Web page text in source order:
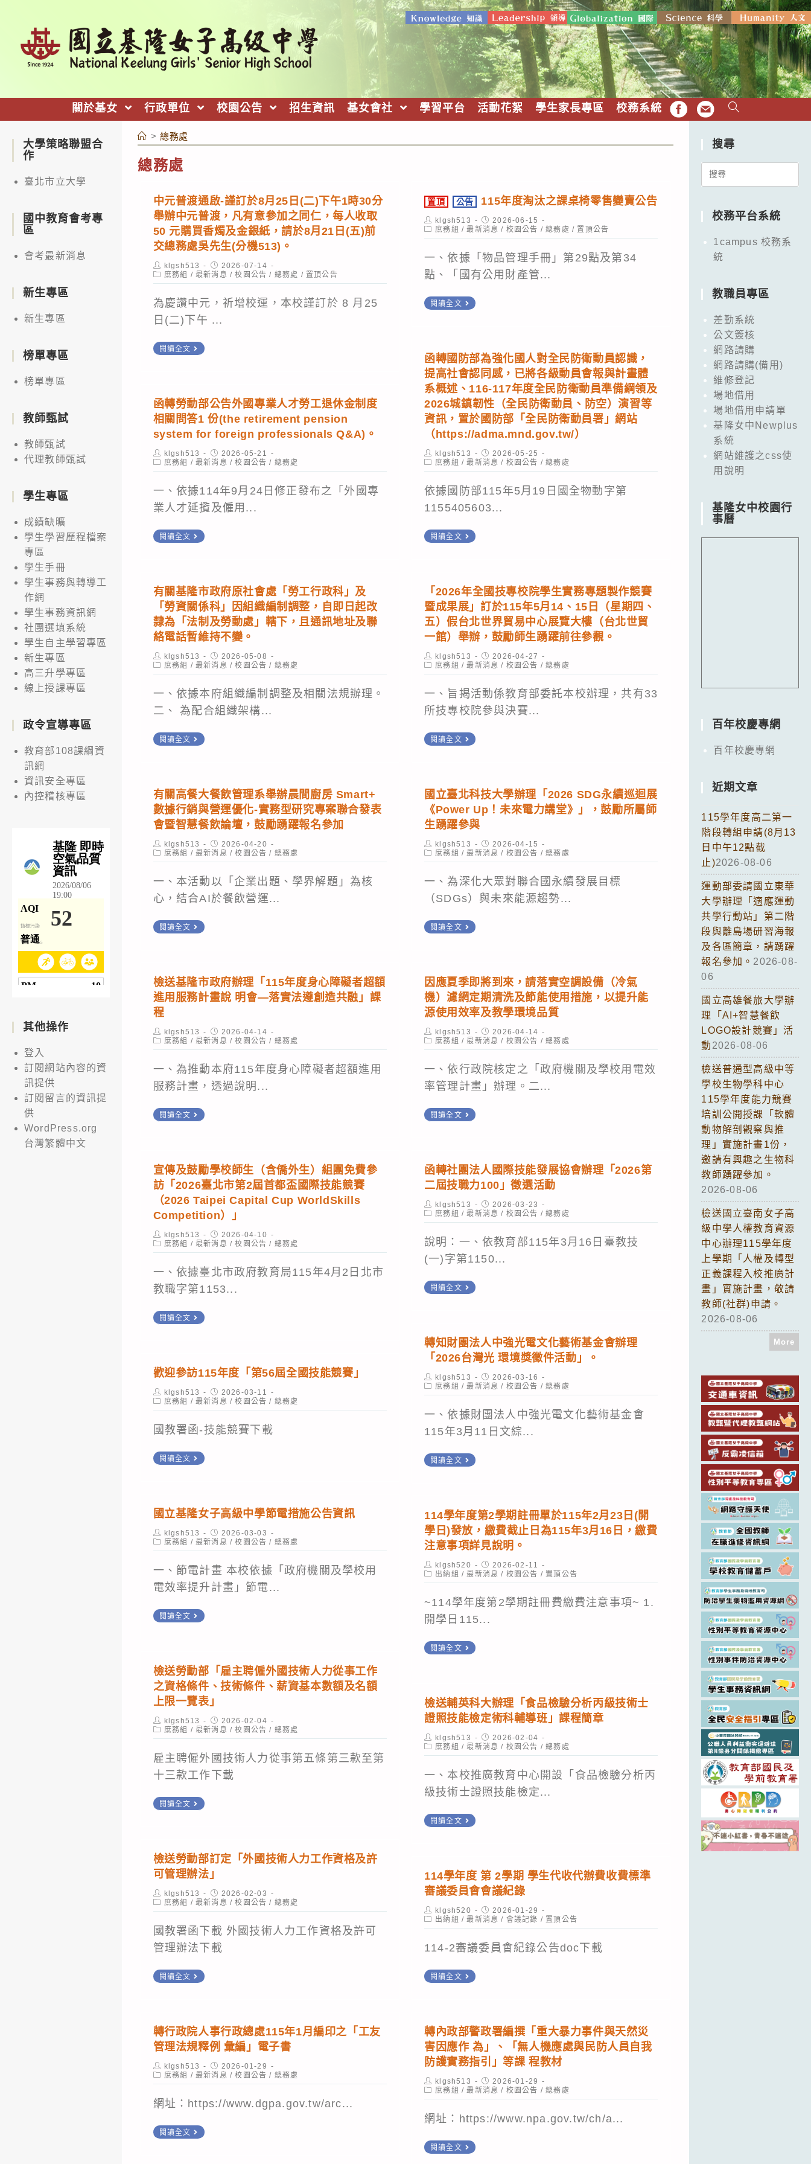
關於基女 行政單位 校園公告 招生資訊 基女會社 學習平台 活動花絮 學生家長專區 校務系統 FB EMAIL
總務處
> 總務處
中元普渡通啟-謹訂於8月25日(二)下午1時30分
舉辦中元普渡，凡有意參加之同仁，每人收取
50 元購買香燭及金銀紙，請於8月21日(五)前
交總務處吳先生(分機513)。
Post
author:
klgsh513
Post
published:
2026-07-14
Post
category:
庶務組 / 最新消息 / 校園公告 / 總務處 / 置頂公告
為慶讚中元，祈增校運，本校謹訂於 8 月25
日(二)下午 ...
閱讀全文
中
渡
通
啟-
謹
訂
8
月
25
下
午
1
時
30
分
辦
中
元
凡
有
意
加
同
仁，
每
50
元
買
燭
及
於
8
月
日
前
交
先
生
(分
機
置頂 公告 115年度淘汰之課桌椅零售變賣公告
Post
author:
klgsh513
Post
published:
2026-06-15
Post
category:
庶務組 / 最新消息 / 校園公告 / 總務處 / 置頂公告
一、依據「物品管理手冊」第29點及第34
點、「國有公用財產管...
閱讀全文
告
115
年
度
淘
汰
之
課
桌
椅
售
公
告
函轉國防部為強化國人對全民防衛動員認識，
提高社會認同感，已將各級動員會報與計畫體
系概述、116-117年度全民防衛動員準備綱領及
2026城鎮韌性（全民防衛動員、防空）演習等
資訊，置於國防部「全民防衛動員署」網站
（https://adma.mnd.gov.tw/）
Post
author:
klgsh513
Post
published:
2026-05-25
Post
category:
庶務組 / 最新消息 / 校園公告 / 總務處
依據國防部115年5月19日國全物動字第
1155405603...
閱讀全文
函
防
部
為
強
化
國
人
對
全
民
動
員
認
識，
提
社
會
認
已
將
各
動
會
報
系
概
述、
116-
117
年
全
衛
動
員
準
備
綱
及
鎮
韌
性
（全
民
防
衛
員、
演
習
等
資
訊，
置
國
「全
民
衛
員
函轉勞動部公告外國專業人才勞工退休金制度
相關問答1 份(the retirement pension
system for foreign professionals Q&A)。
Post
author:
klgsh513
Post
published:
2026-05-21
Post
category:
庶務組 / 最新消息 / 校園公告 / 總務處
一、依據114年9月24日修正發布之「外國專
業人才延攬及僱用...
閱讀全文
函
動
部
公
告
外
國
專
業
人
才
退
休
金
制
度
關
問
答
(the
retirement
for
professionals
Q&A)。
有關基隆市政府原社會處「勞工行政科」及
「勞資關係科」因組織編制調整，自即日起改
隸為「法制及勞動處」轄下，且通訊地址及聯
絡電話暫維持不變。
Post
author:
klgsh513
Post
published:
2026-05-08
Post
category:
庶務組 / 最新消息 / 校園公告 / 總務處
一、依據本府組織編制調整及相關法規辦理。
二、 為配合組織架構...
閱讀全文
有
隆
市
政
府
原
會
處
「勞
政
科」
資
係
科」
因
制
調
整，
即
起
改
隸
及
勞
動
處」
下，
訊
地
址
及
聯
電
維
持
不
變。
「2026年全國技專校院學生實務專題製作競賽
暨成果展」訂於115年5月14、15日（星期四、
五）假台北世界貿易中心展覽大樓（台北世貿
一館）舉辦，鼓勵師生踴躍前往參觀。
Post
author:
klgsh513
Post
published:
2026-04-27
Post
category:
庶務組 / 最新消息 / 校園公告 / 總務處
一、旨揭活動係教育部委託本校辦理，共有33
所技專校院參與決賽...
閱讀全文
「2026
國
技
專
校
院
生
實
務
製
作
競
暨
果
展」
5
月
14、
15
日
（星
四、
台
北
世
界
貿
易
心
大
樓
（台
北
世
貿
一
舉
勵
師
生
踴
躍
前
參
有關高餐大餐飲管理系舉辦晨間廚房 Smart+
數據行銷與營運優化-實務型研究專案聯合發表
會暨智慧餐飲論壇，鼓勵踴躍報名參加
Post
author:
klgsh513
Post
published:
2026-04-20
Post
category:
庶務組 / 最新消息 / 校園公告 / 總務處
一、本活動以「企業出題、學界解題」為核
心，結合AI於餐飲營運...
閱讀全文
有
餐
大
飲
管
系
舉
辦
廚
房
Smart+
數
據
行
與
營
運
務
型
研
究
案
發
表
會
暨
智
餐
壇，
鼓
勵
踴
躍
報
名
加
國立臺北科技大學辦理「2026 SDG永續巡迴展
《Power Up！未來電力講堂》」，鼓勵所屬師
生踴躍參與
Post
author:
klgsh513
Post
published:
2026-04-15
Post
category:
庶務組 / 最新消息 / 校園公告 / 總務處
一、為深化大眾對聯合國永續發展目標
（SDGs）與未來能源趨勢...
閱讀全文
國
北
科
技
大
學
理
「2026
SDG
巡
迴
《Power
未
來
鼓
勵
所
屬
師
生
躍
檢送基隆市政府辦理「115年度身心障礙者超額
進用服務計畫說 明會—落實法遵創造共融」課
程
Post
author:
klgsh513
Post
published:
2026-04-14
Post
category:
庶務組 / 最新消息 / 校園公告 / 總務處
一、為推動本府115年度身心障礙者超額進用
服務計畫，透過說明...
閱讀全文
檢
隆
市
政
府
辦
理
「115
年
身
超
進
畫
說
明
會
—
實
創
造
共
融」
課
程
因應夏季即將到來，請落實空調設備（冷氣
機）濾網定期清洗及節能使用措施，以提升能
源使用效率及教學環境品質
Post
author:
klgsh513
Post
published:
2026-04-14
Post
category:
庶務組 / 最新消息 / 校園公告 / 總務處
一、依行政院核定之「政府機關及學校用電效
率管理計畫」辦理。二...
閱讀全文
因
季
即
到
請
落
備
（冷
氣
機）
濾
網
期
及
節
能
使
用
措
施，
提
源
使
用
效
率
及
學
品
質
宣傳及鼓勵學校師生（含僑外生）組團免費參
訪「2026臺北市第2屆首都盃國際技能競賽
（2026 Taipei Capital Cup WorldSkills
Competition）」
Post
author:
klgsh513
Post
published:
2026-04-10
Post
category:
庶務組 / 最新消息 / 校園公告 / 總務處
一、依據臺北市政府教育局115年4月2日北市
教職字第1153...
閱讀全文
宣
學
師
生）
組
團
免
費
訪
北
市
第
2
屆
首
都
國
能
競
賽
（2026
Taipei
Capital
WorldSkills
函轉社團法人國際技能發展協會辦理「2026第
二屆技職力100」徵選活動
Post
author:
klgsh513
Post
published:
2026-03-23
Post
category:
庶務組 / 最新消息 / 校園公告 / 總務處
說明：一、依教育部115年3月16日臺教技
(一)字第1150...
閱讀全文
函
團
法
國
技
能
辦
理
第
屆
技
選
活
動
轉知財團法人中強光電文化藝術基金會辦理
「2026台灣光 環境獎徵件活動」。
Post
author:
klgsh513
Post
published:
2026-03-16
Post
category:
庶務組 / 最新消息 / 校園公告 / 總務處
一、依據財團法人中強光電文化藝術基金會
115年3月11日文綜...
閱讀全文
轉
團
法
人
中
強
電
文
化
基
金
辦
「2026
台
獎
徵
件
活
動」。
歡迎參訪115年度「第56屆全國技能競賽」
Post
author:
klgsh513
Post
published:
2026-03-11
Post
category:
庶務組 / 最新消息 / 校園公告 / 總務處
國教署函-技能競賽下載
閱讀全文
歡
訪
年
「第
56
能
競
賽」
國立基隆女子高級中學節電措施公告資訊
Post
author:
klgsh513
Post
published:
2026-03-03
Post
category:
庶務組 / 最新消息 / 校園公告 / 總務處
一、節電計畫 本校依據「政府機關及學校用
電效率提升計畫」節電...
閱讀全文
國
隆
女
子
高
級
學
節
電
公
告
訊
114學年度第2學期註冊單於115年2月23日(開
學日)發放，繳費截止日為115年3月16日，繳費
注意事項詳見說明。
Post
author:
klgsh520
Post
published:
2026-02-11
Post
category:
出納組 / 最新消息 / 校園公告 / 置頂公告
~114學年度第2學期註冊費繳費注意事項~ 1.
開學日115...
閱讀全文
114
度
第
學
註
冊
2
月
23
日
(開
日)
繳
費
截
止
日
為
年
檢送勞動部「雇主聘僱外國技術人力從事工作
之資格條件、技術條件、薪資基本數額及名額
上限一覽表」
Post
author:
klgsh513
Post
published:
2026-02-04
Post
category:
庶務組 / 最新消息 / 校園公告 / 總務處
雇主聘僱外國技術人力從事第五條第三款至第
十三款工作下載
閱讀全文
檢
動
部
主
僱
外
國
力
從
事
工
作
資
檢送輔英科大辦理「食品檢驗分析丙級技術士
證照技能檢定術科輔導班」課程簡章
Post
author:
klgsh513
Post
published:
2026-02-04
Post
category:
庶務組 / 最新消息 / 校園公告 / 總務處
一、本校推廣教育中心開設「食品檢驗分析丙
級技術士證照技能檢定...
閱讀全文
檢
英
科
辦
「食
析
丙
技
士
檢送勞動部訂定「外國技術人力工作資格及許
可管理辦法」
Post
author:
klgsh513
Post
published:
2026-02-03
Post
category:
庶務組 / 最新消息 / 校園公告 / 總務處
國教署函下載 外國技術人力工作資格及許可
管理辦法下載
閱讀全文
檢
動
部
定
國
技
114學年度 第 2學期 學生代收代辦費收費標準
審議委員會會議紀錄
Post
author:
klgsh520
Post
published:
2026-01-29
Post
category:
出納組 / 最新消息 / 會議記錄 / 置頂公告
114-2審議委員會紀錄公告doc下載
閱讀全文
114
度
第
2
學
期
生
代
轉行政院人事行政總處115年1月編印之「工友
管理法規釋例 彙編」電子書
Post
author:
klgsh513
Post
published:
2026-01-29
Post
category:
庶務組 / 最新消息 / 校園公告 / 總務處
網址：https://www.dgpa.gov.tw/arc...
閱讀全文
轉
轉內政部警政署編撰「重大暴力事件與天然災
害因應作 為」、「無人機應處與民防人員自我
防護實務指引」等課 程教材
Post
author:
klgsh513
Post
published:
2026-01-29
Post
category:
庶務組 / 最新消息 / 校園公告 / 總務處
網址：https://www.npa.gov.tw/ch/a...
閱讀全文
轉
大學策略聯盟合
作
臺北市立大學
國中教育會考專
區
會考最新消息
新生專區
新生專區
榜單專區
榜單專區
教師甄試
教師甄試
代理教師甄試
學生專區
成績缺曠
學生學習歷程檔案
專區
學生手冊
學生事務與轉導工
作網
學生事務資訊網
社團選填系統
學生自主學習專區
新生專區
高三升學專區
線上授課專區
政令宣導專區
教育部108課綱資
訊網
資訊安全專區
內控稽核專區
其他操作
登入
訂閱網站內容的資
訊提供
訂閱留言的資訊提
供
WordPress.org
台灣繁體中文
搜尋
Search
校務平台系統
1campus 校務系
統
教職員專區
差勤系統
公文簽核
網路請購
網路請購(備用)
維修登記
場地借用
場地借用申請單
基隆女中Newplus
系統
網站維護之css使
用說明
基隆女中校園行
事曆
百年校慶專網
百年校慶專網
近期文章
115學年度高二第一
階段轉組申請(8月13
日中午12點截
止)2026-08-06
運動部委請國立東華
大學辦理「適應運動
共學行動站」第二階
段與離島場研習海報
及各區簡章，請踴躍
報名參加。 2026-08-
06
國立高雄餐旅大學辦
理「AI+智慧餐飲
LOGO設計競賽」活
動 2026-08-06
檢送普通型高級中等
學校生物學科中心
115學年度能力競賽
培訓公開授課「軟體
動物解剖觀察與推
理」實施計畫1份，
邀請有興趣之生物科
教師踴躍參加。
2026-08-06
檢送國立臺南女子高
級中學人權教育資源
中心辦理115學年度
上學期「人權及轉型
正義課程入校推廣計
畫」實施計畫，敬請
教師(社群)申請。
2026-08-06
More